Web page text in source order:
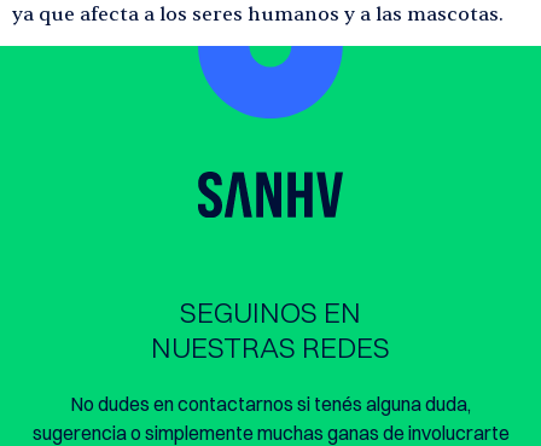
ya que afecta a los seres humanos y a las mascotas.
SEGUINOS EN
NUESTRAS REDES
No dudes en contactarnos si tenés alguna duda,
sugerencia o simplemente muchas ganas de involucrarte